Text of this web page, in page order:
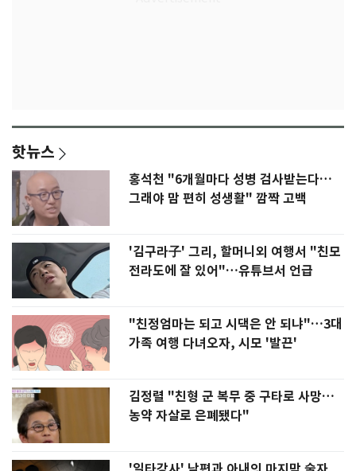
핫뉴스
홍석천 "6개월마다 성병 검사받는다…
그래야 맘 편히 성생활" 깜짝 고백
'김구라子' 그리, 할머니외 여행서 "친모
전라도에 잘 있어"…유튜브서 언급
"친정엄마는 되고 시댁은 안 되냐"…3대
가족 여행 다녀오자, 시모 '발끈'
김정렬 "친형 군 복무 중 구타로 사망…
농약 자살로 은폐됐다"